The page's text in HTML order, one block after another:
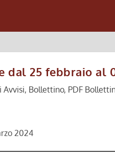
dal 25 febbraio al
Avvisi, Bollettino, PDF
2024